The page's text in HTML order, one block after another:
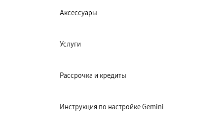
Аксессуары
Услуги
Рассрочка и кредиты
Инструкция по настройке Gemini